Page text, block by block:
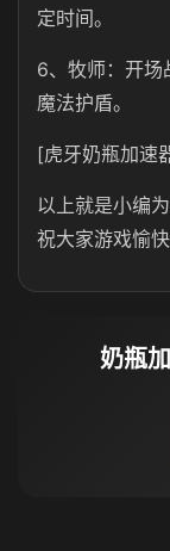
定时间。
6、牧师：开场
魔法护盾。
[虎牙奶瓶加速
以上就是小编
祝大家游戏愉快
奶瓶